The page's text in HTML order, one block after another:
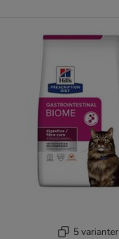
5 varianter